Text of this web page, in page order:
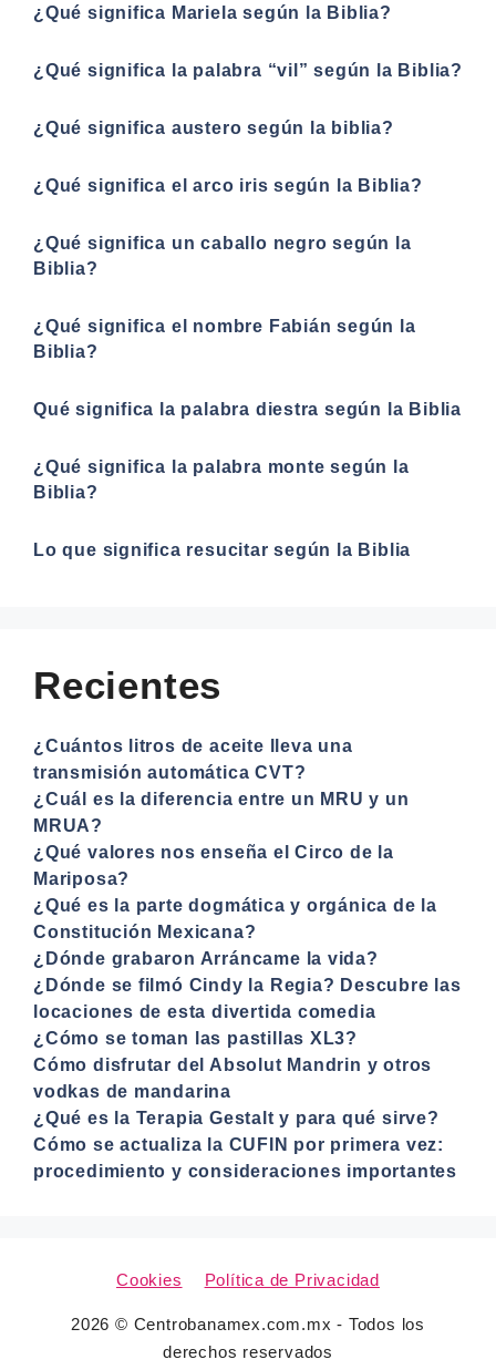
¿Qué significa Mariela según la Biblia?
¿Qué significa la palabra “vil” según la Biblia?
¿Qué significa austero según la biblia?
¿Qué significa el arco iris según la Biblia?
¿Qué significa un caballo negro según la
Biblia?
¿Qué significa el nombre Fabián según la
Biblia?
Qué significa la palabra diestra según la Biblia
¿Qué significa la palabra monte según la
Biblia?
Lo que significa resucitar según la Biblia
Recientes
¿Cuántos litros de aceite lleva una
transmisión automática CVT?
¿Cuál es la diferencia entre un MRU y un
MRUA?
¿Qué valores nos enseña el Circo de la
Mariposa?
¿Qué es la parte dogmática y orgánica de la
Constitución Mexicana?
¿Dónde grabaron Arráncame la vida?
¿Dónde se filmó Cindy la Regia? Descubre las
locaciones de esta divertida comedia
¿Cómo se toman las pastillas XL3?
Cómo disfrutar del Absolut Mandrin y otros
vodkas de mandarina
¿Qué es la Terapia Gestalt y para qué sirve?
Cómo se actualiza la CUFIN por primera vez:
procedimiento y consideraciones importantes
Cookies Política de Privacidad
2026 © Centrobanamex.com.mx - Todos los
derechos reservados